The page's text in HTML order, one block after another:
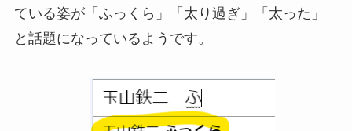
ている姿が「ふっくら」「太り過ぎ」「太った」
と話題になっているようです。